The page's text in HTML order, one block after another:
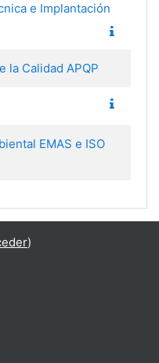
e Implantación
la Calidad APQP
EMAS e ISO
)